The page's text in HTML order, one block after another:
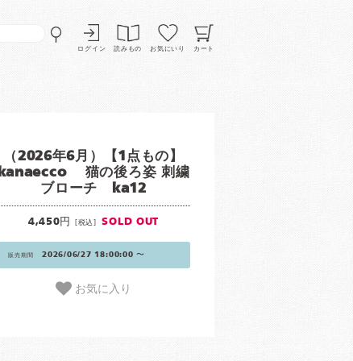
ログイン 読みもの お気にいり カート
（2026年6月）【1点もの】
kanaecco 猫の後ろ姿 刺繍
ブローチ ka12
4,450円 [税込] SOLD OUT
販売期間 2026/06/27 18:00:00 〜
お気に入り